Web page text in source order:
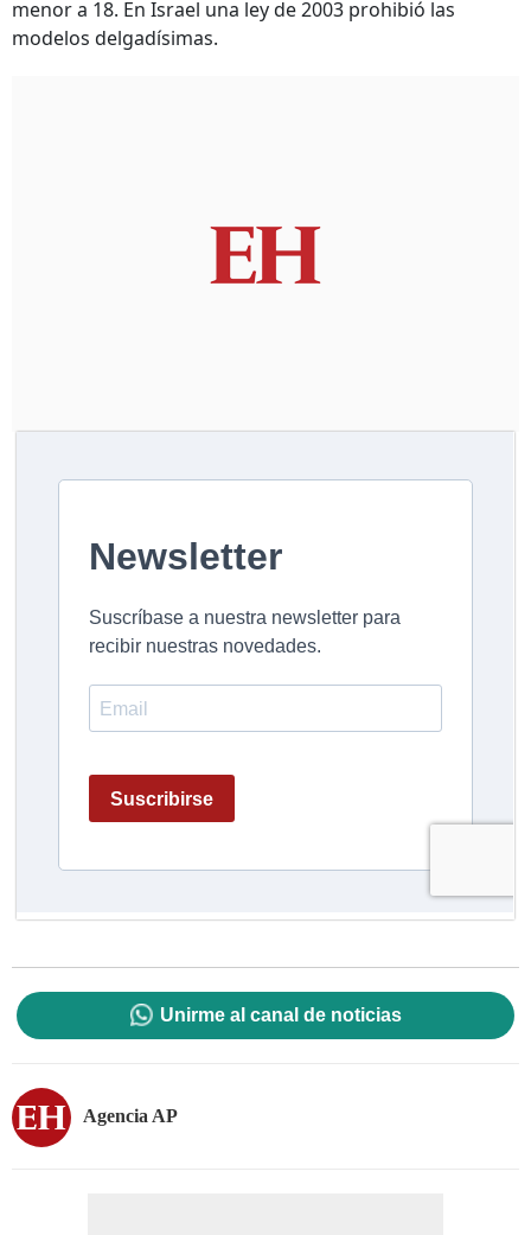
menor a 18. En Israel una ley de 2003 prohibió las
modelos delgadísimas.
Unirme al canal de noticias
Agencia AP